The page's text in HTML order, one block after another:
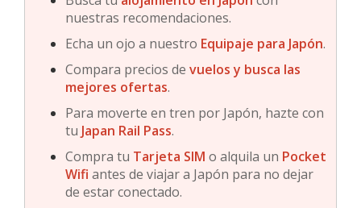
nuestras recomendaciones.
Echa un ojo a nuestro Equipaje para Japón.
Compara precios de vuelos y busca las
mejores ofertas.
Para moverte en tren por Japón, hazte con
tu Japan Rail Pass.
Compra tu Tarjeta SIM o alquila un Pocket
Wifi antes de viajar a Japón para no dejar
de estar conectado.